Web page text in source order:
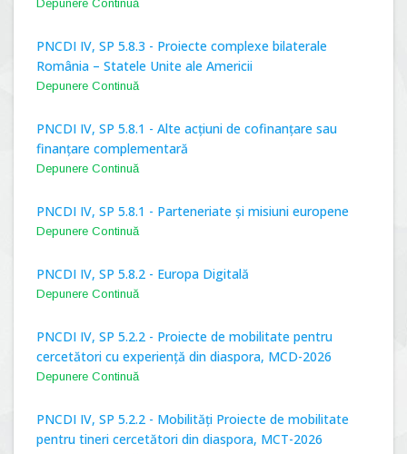
Depunere Continuă
PNCDI IV, SP 5.8.3 - Proiecte complexe bilaterale
România – Statele Unite ale Americii
Depunere Continuă
PNCDI IV, SP 5.8.1 - Alte acțiuni de cofinanțare sau
finanțare complementară
Depunere Continuă
PNCDI IV, SP 5.8.1 - Parteneriate și misiuni europene
Depunere Continuă
PNCDI IV, SP 5.8.2 - Europa Digitală
Depunere Continuă
PNCDI IV, SP 5.2.2 - Proiecte de mobilitate pentru
cercetători cu experiență din diaspora, MCD-2026
Depunere Continuă
PNCDI IV, SP 5.2.2 - Mobilități Proiecte de mobilitate
pentru tineri cercetători din diaspora, MCT-2026